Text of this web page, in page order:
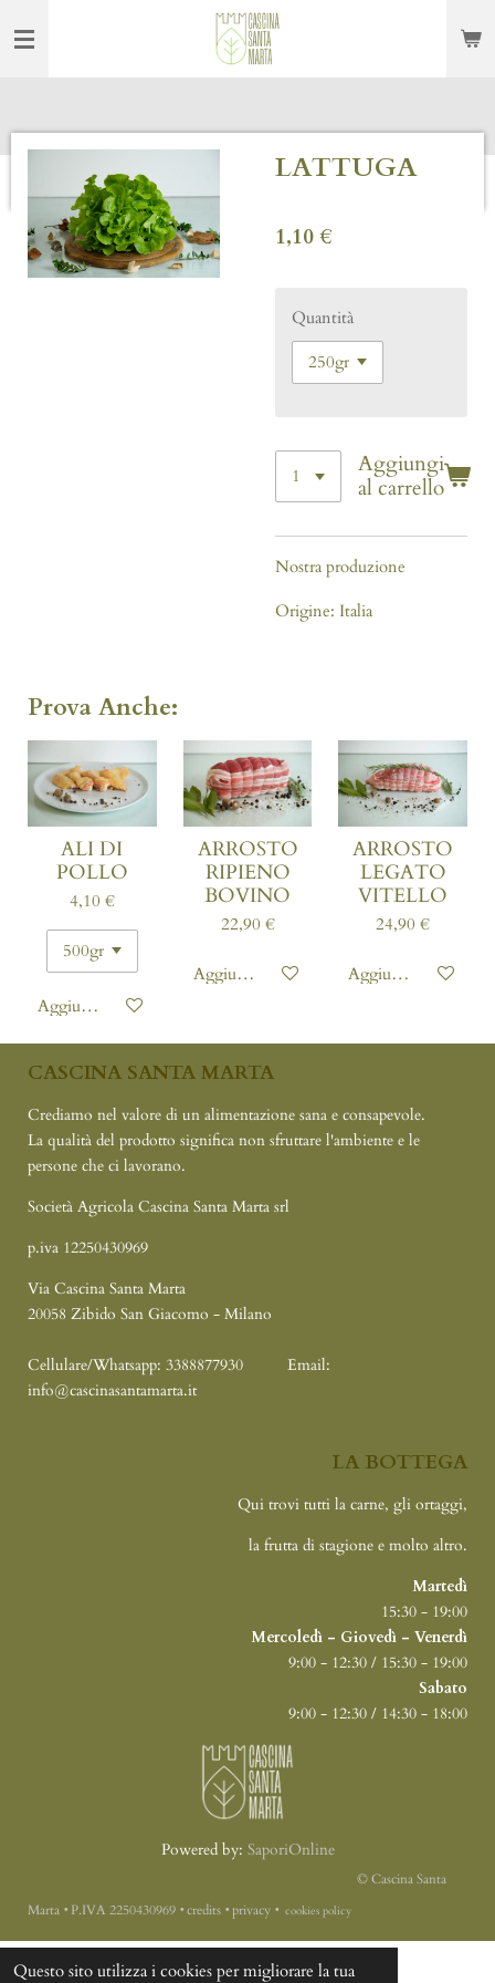
Questo sito utilizza i cookies per migliorare la tua
al
contenuto
LATTUGA
1,10 €
Quantità
Aggiungi
al carrello
Nostra produzione
Origine: Italia
Prova Anche:
ALI DI
POLLO
4,10 €
Aggiungi al carrello
ARROSTO
RIPIENO
BOVINO
22,90 €
Aggiungi al carrello
ARROSTO
LEGATO
VITELLO
24,90 €
Aggiungi al carrello
CASCINA SANTA MARTA
Crediamo nel valore di un alimentazione sana e consapevole.
La qualità del prodotto significa non sfruttare l'ambiente e le
persone che ci lavorano.
Società Agricola Cascina Santa Marta srl
p.iva 12250430969
Via Cascina Santa Marta
20058 Zibido San Giacomo - Milano
Cellulare/Whatsapp: 3388877930 Email:
info@cascinasantamarta.it
LA BOTTEGA
Qui trovi tutti la carne, gli ortaggi,
la frutta di stagione e molto altro.
Martedì
15:30 - 19:00
Mercoledì - Giovedì - Venerdì
9:00 - 12:30 / 15:30 - 19:00
Sabato
9:00 - 12:30 / 14:30 - 18:00
Powered by: SaporiOnline
© Cascina Santa
Marta ‭•P.IVA 2250430969 ‭•credits ‭•privacy ‭• cookies policy